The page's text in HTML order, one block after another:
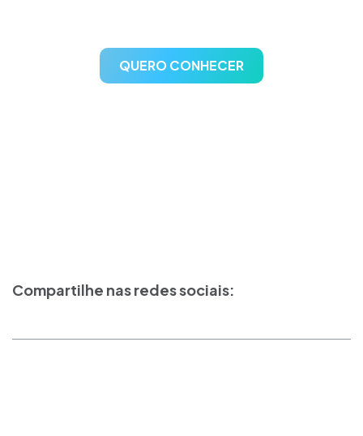
Compartilhe nas redes sociais:
QUERO CONHECER